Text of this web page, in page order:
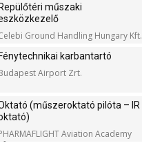
Repülőtéri műszaki
Ground Handling Hungary Kft.
Fénytechnikai karbantartó
Airport Zrt.
(műszeroktató pilóta – IR
Aviation Academy
Kft.